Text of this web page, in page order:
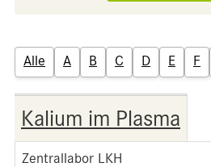
Alle A B C D E F
Kalium im Plasma
Zentrallabor LKH